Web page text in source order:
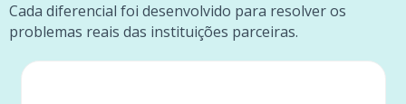
Cada diferencial foi desenvolvido para resolver os
problemas reais das instituições parceiras.